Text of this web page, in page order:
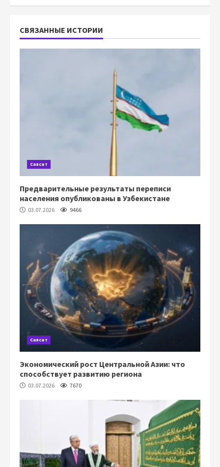
СВЯЗАННЫЕ ИСТОРИИ
Саясат
Предварительные результаты переписи
населения опубликованы в Узбекистане
03.07.2026 9466
Саясат
Экономический рост Центральной Азии: что
способствует развитию региона
03.07.2026 7670